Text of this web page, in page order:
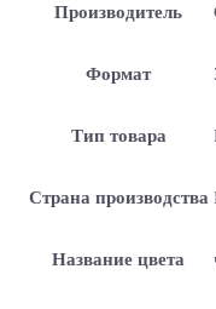
Производитель
Формат
Тип товара
Страна производства
Название цвета